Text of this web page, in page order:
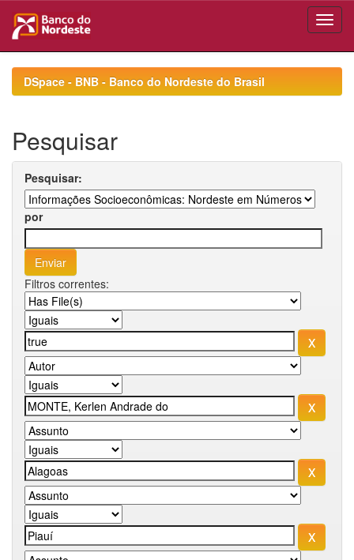
navigationDSpace - BNB - Banco do Nordeste do Brasil
Pesquisar
Pesquisar:
por
Filtros correntes: